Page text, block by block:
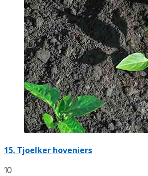
15. Tjoelker hoveniers
10